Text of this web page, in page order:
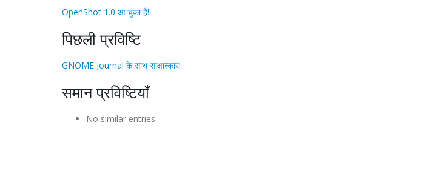
OpenShot 1.0 आ चुका है!
पिछली प्रविष्टि
GNOME Journal के साथ साक्षात्कार!
समान प्रविष्टियाँ
No similar entries.